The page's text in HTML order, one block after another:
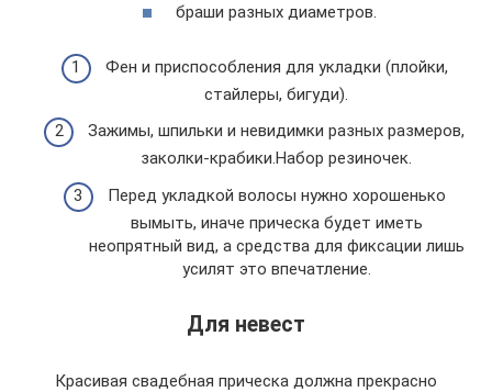
браши разных диаметров.
Фен и приспособления для укладки (плойки,
стайлеры, бигуди).
Зажимы, шпильки и невидимки разных размеров,
заколки-крабики.Набор резиночек.
Перед укладкой волосы нужно хорошенько
вымыть, иначе прическа будет иметь
неопрятный вид, а средства для фиксации лишь
усилят это впечатление.
Для невест
Красивая свадебная прическа должна прекрасно